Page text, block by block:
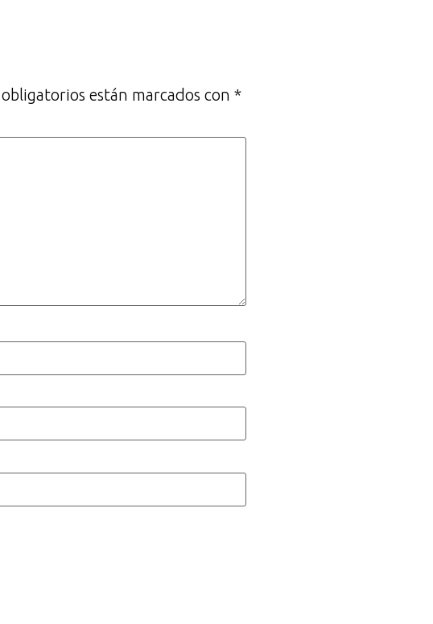
obligatorios están marcados con *